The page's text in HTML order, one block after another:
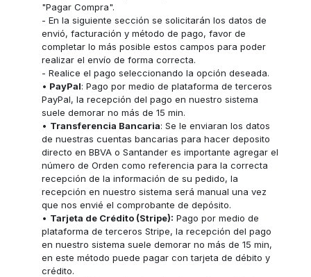
"Pagar Compra".
- En la siguiente sección se solicitarán los datos de
envió, facturación y método de pago, favor de
completar lo más posible estos campos para poder
realizar el envío de forma correcta.
- Realice el pago seleccionando la opción deseada.
• PayPal: Pago por medio de plataforma de terceros
PayPal, la recepción del pago en nuestro sistema
suele demorar no más de 15 min.
• Transferencia Bancaria: Se le enviaran los datos
de nuestras cuentas bancarias para hacer deposito
directo en BBVA o Santander es importante agregar el
número de Orden como referencia para la correcta
recepción de la información de su pedido, la
recepción en nuestro sistema será manual una vez
que nos envié el comprobante de depósito.
• Tarjeta de Crédito (Stripe): Pago por medio de
plataforma de terceros Stripe, la recepción del pago
en nuestro sistema suele demorar no más de 15 min,
en este método puede pagar con tarjeta de débito y
crédito.